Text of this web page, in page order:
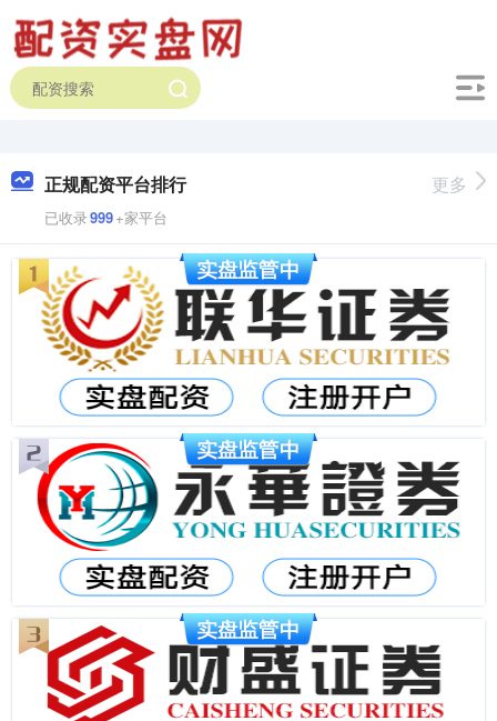
正规配资平台排行
已收录999+家平台
更多